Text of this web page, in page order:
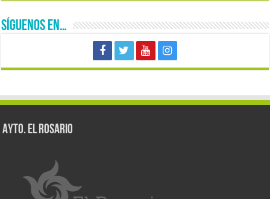
SÍGUENOS EN…
AYTO. EL ROSARIO